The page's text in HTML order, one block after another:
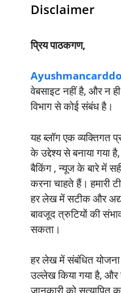
Disclaimer
प्रिय पाठकगण,
वेबसाइट नहीं है, और न
विभाग से कोई संबंध है।
यह ब्लॉग एक व्यक्तिगत
के उद्देश्य से बनाया गया
बैकिंग , न्यूज के बारे में
करना चाहते हैं। हमारी
हर लेख में सटीक और
बावजूद त्रुटियों की
सकता।
हर लेख में संबंधित
उल्लेख किया गया है,